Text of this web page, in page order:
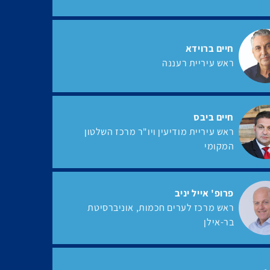
חיים ברוידא
ראש עיריית רעננה
חיים ביבס
ראש עיריית מודיעין ויו"ר מרכז השלטון
המקומי
פרופ' אייל יניב
ראש מרכז לערים חכמות אוניברסיטת
בר-אילן